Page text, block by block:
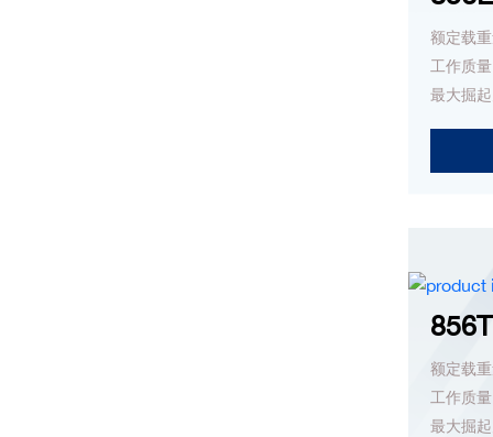
额定载
工作质
最大掘
额定载
工作质
最大掘